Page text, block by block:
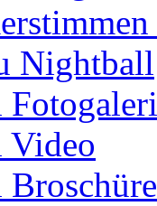
Nightball